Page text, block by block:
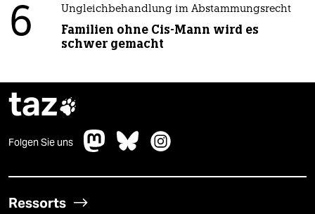
6 Ungleichbehandlung im Abstammungsrecht
Familien ohne Cis-Mann wird es
schwer gemacht
taz
Folgen Sie uns
Ressorts